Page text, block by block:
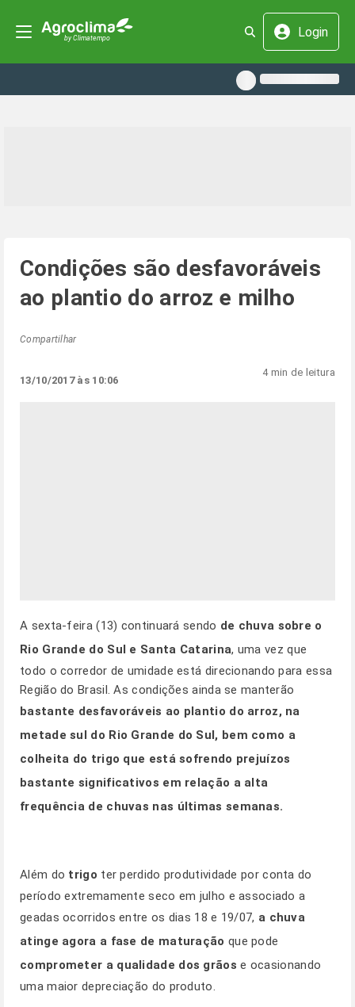
Login
Condições são desfavoráveis
ao plantio do arroz e milho
Compartilhar
13/10/2017 às 10:06
4 min de leitura
A sexta-feira (13) continuará sendo de chuva sobre o
Rio Grande do Sul e Santa Catarina, uma vez que
todo o corredor de umidade está direcionando para essa
Região do Brasil. As condições ainda se manterão
bastante desfavoráveis ao plantio do arroz, na
metade sul do Rio Grande do Sul, bem como a
colheita do trigo que está sofrendo prejuízos
bastante significativos em relação a alta
frequência de chuvas nas últimas semanas.
Além do trigo ter perdido produtividade por conta do
período extremamente seco em julho e associado a
geadas ocorridos entre os dias 18 e 19/07, a chuva
atinge agora a fase de maturação que pode
comprometer a qualidade dos grãos e ocasionando
uma maior depreciação do produto.